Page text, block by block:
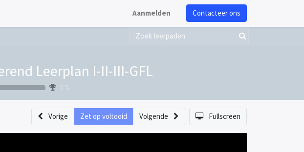
Aanmelden Contacteer ons
Leerplan I-II-III-GFL
0 %
Vorige Zet op voltooid Volgende Fullscreen